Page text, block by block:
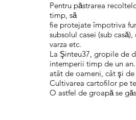
Pentru păstrarea
timp, să
fie protejate împotriva
subsolul casei (sub
varza etc.
La Şinteu37, gropile de
intemperii timp de un
atât de oameni, cât şi
Cultivarea cartofilor pe
O astfel de groapă se